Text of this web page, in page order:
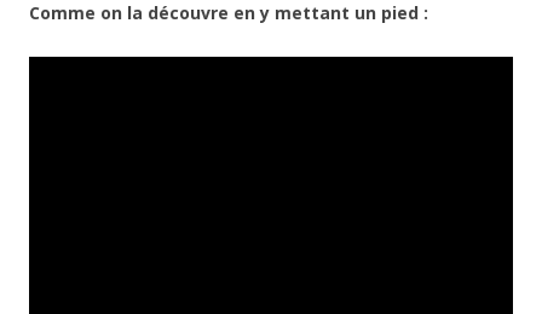
Comme on la découvre en y mettant un pied :